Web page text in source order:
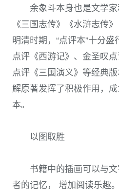
余象斗本身也是文学
《三国志传》《水浒志传
明清时期，“点评本”十分
点评《西游记》、金圣叹
点评《三国演义》等经典
解原著发挥了积极作用，
本。
以图取胜
书籍中的插画可以与
者的记忆， 增加阅读乐趣